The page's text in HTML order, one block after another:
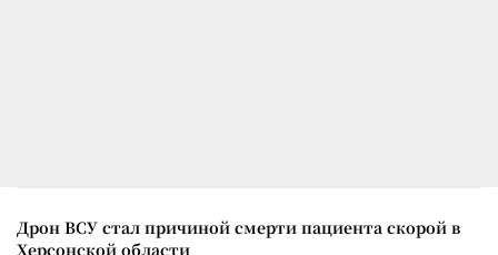
Дрон ВСУ стал причиной смерти пациента скорой в
Херсонской области